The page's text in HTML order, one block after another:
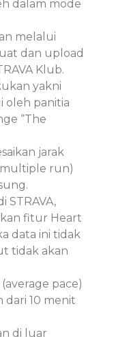
dalam mode
melalui
dan upload
Klub.
yakni
oleh panitia
“The
jarak
run)
STRAVA,
fitur Heart
data ini tidak
tidak akan
pace)
dari 10 menit
di luar